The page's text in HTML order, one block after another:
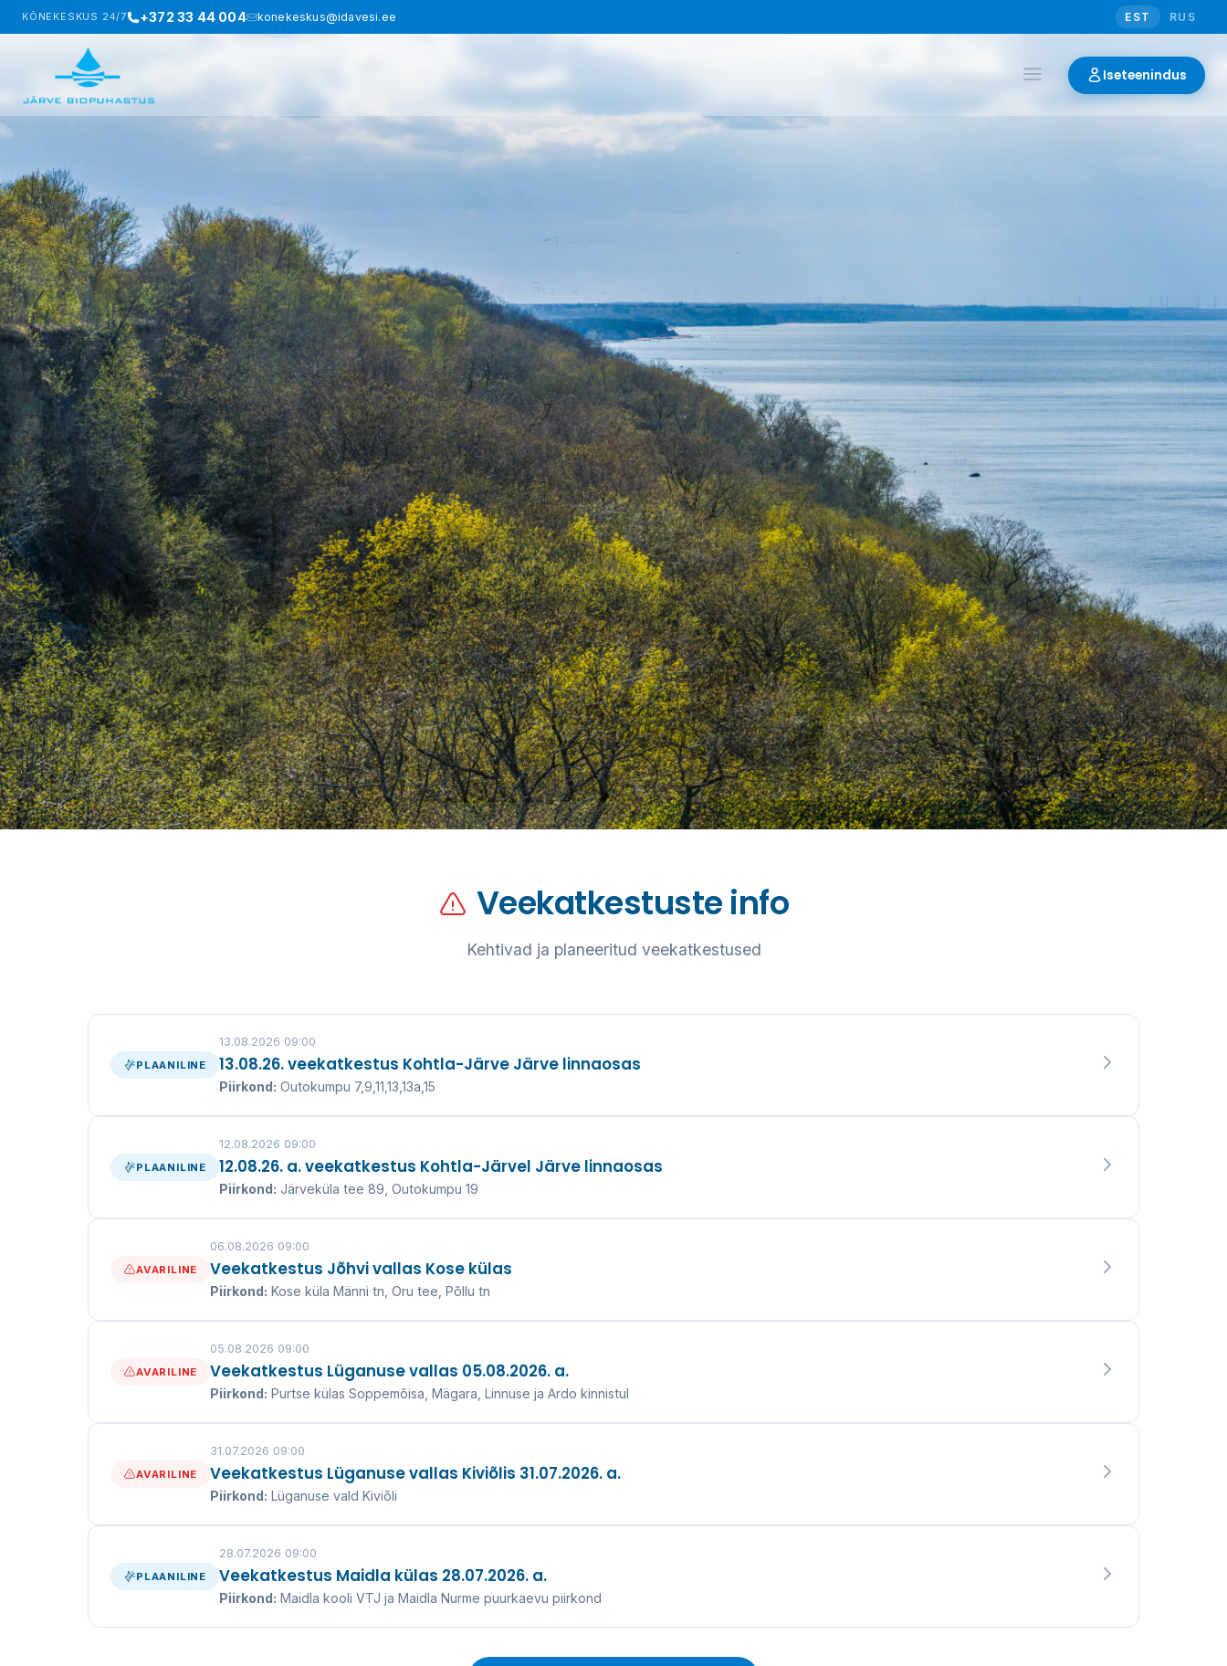
KÕNEKESKUS 24/7 +372 33 44 004 konekeskus@idavesi.ee EST RUS
Iseteenindus
Puhtam vesi,
puhtam keskkond!
Tagame Ida-Virumaa elanikele ja ettevõtetele kvaliteetse veevarustuse
ning kanalisatsiooniteenuse juba üle 20 aasta.
VEEKATKESTUSED VÕTA ÜHENDUST
UUDISED ↓
Veekatkestuste info
Kehtivad ja planeeritud veekatkestused
PLAANILINE
13.08.2026 09:00
13.08.26. veekatkestus Kohtla-Järve Järve linnaosas
Piirkond: Outokumpu 7,9,11,13,13a,15
PLAANILINE
12.08.2026 09:00
12.08.26. a. veekatkestus Kohtla-Järvel Järve linnaosas
Piirkond: Järveküla tee 89, Outokumpu 19
AVARILINE
06.08.2026 09:00
Veekatkestus Jõhvi vallas Kose külas
Piirkond: Kose küla Männi tn, Oru tee, Põllu tn
AVARILINE
05.08.2026 09:00
Veekatkestus Lüganuse vallas 05.08.2026. a.
Piirkond: Purtse külas Soppemõisa, Mägara, Linnuse ja Ardo kinnistul
AVARILINE
31.07.2026 09:00
Veekatkestus Lüganuse vallas Kiviõlis 31.07.2026. a.
Piirkond: Lüganuse vald Kiviõli
PLAANILINE
28.07.2026 09:00
Veekatkestus Maidla külas 28.07.2026. a.
Piirkond: Maidla kooli VTJ ja Maidla Nurme puurkaevu piirkond